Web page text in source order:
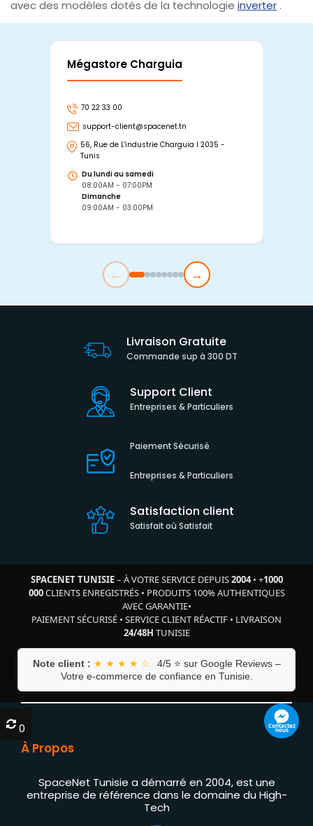
avec des modèles dotés de la technologie inverter .
Mégastore Charguia
70 22 33 00
support-client@spacenet.tn
56, Rue de L'industrie Charguia I 2035 -
Tunis
Du lundi au samedi
08:00AM - 07:00PM
Dimanche
09:00AM - 03:00PM
← →
Livraison Gratuite
Commande sup à 300 DT
Support Client
Entreprises & Particuliers
Paiement Sécurisé
Entreprises & Particuliers
Satisfaction client
Satisfait où Satisfait
SPACENET TUNISIE– À VOTRE SERVICE DEPUIS2004• +1000
000CLIENTS ENREGISTRÉS• PRODUITS 100% AUTHENTIQUES
AVEC GARANTIE•
PAIEMENT SÉCURISÉ • SERVICE CLIENT RÉACTIF • LIVRAISON
24/48H TUNISIE
Note client : ★ ★ ★ ★ ☆
4/5 ⭐ sur Google Reviews –
Votre e-commerce de confiance en Tunisie.
À Propos
SpaceNet Tunisie a démarré en 2004, est une
entreprise de référence dans le domaine du High-
Tech
0
0